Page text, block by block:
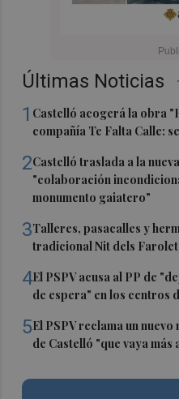
Últimas Noticias
1 Castelló acogerá la obra
compañía Te Falta Calle:
2Castelló traslada a la
"colaboración
monumento gaiatero"
3Talleres, pasacalles y
tradicional Nit dels
4El PSPV acusa al PP de
de espera" en los centros
5El PSPV reclama un
de Castelló "que vaya más